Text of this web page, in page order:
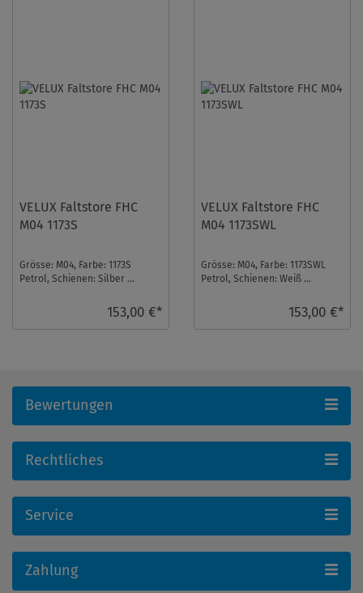
VELUX Faltstore FHC
M04 1173S
Grösse: M04, Farbe: 1173S
Petrol, Schienen: Silber ...
153,00 €*
VELUX Faltstore FHC
M04 1173SWL
Grösse: M04, Farbe: 1173SWL
Petrol, Schienen: Weiß ...
153,00 €*
Bewertungen
Rechtliches
Service
Zahlung